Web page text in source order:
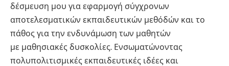
δέσμευση μου για εφαρμογή σύγχρονων
αποτελεσματικών εκπαιδευτικών μεθόδών και το
πάθος για την ενδυνάμωση των μαθητών
με μαθησιακές δυσκολίες. Ενσωματώνοντας
πολυπολιτισμικές εκπαιδευτικές ιδέες και